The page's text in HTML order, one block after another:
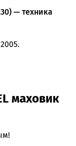
— техника
маховик